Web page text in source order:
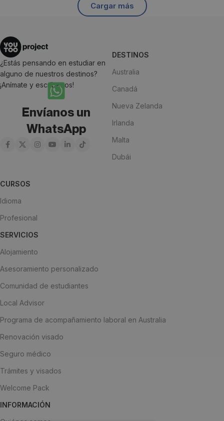
Cargar más
¿Estás pensando en estudiar en
alguno de nuestros destinos?
¡Anímate y escríbenos!
Envíanos un
WhatsApp
DESTINOS
Australia
Canadá
Nueva Zelanda
Irlanda
Malta
Dubái
CURSOS
Idioma
Profesional
SERVICIOS
Alojamiento
Asesoramiento personalizado
Comunidad de estudiantes
Local Advisor
Programa de acompañamiento laboral en Australia
Renovación visado
Seguro médico
Trámites y visados
Welcome Pack
INFORMACIÓN